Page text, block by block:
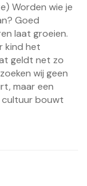
Worden wie je
Goed
laat groeien.
kind het
geldt net zo
wij geen
maar een
cultuur bouwt